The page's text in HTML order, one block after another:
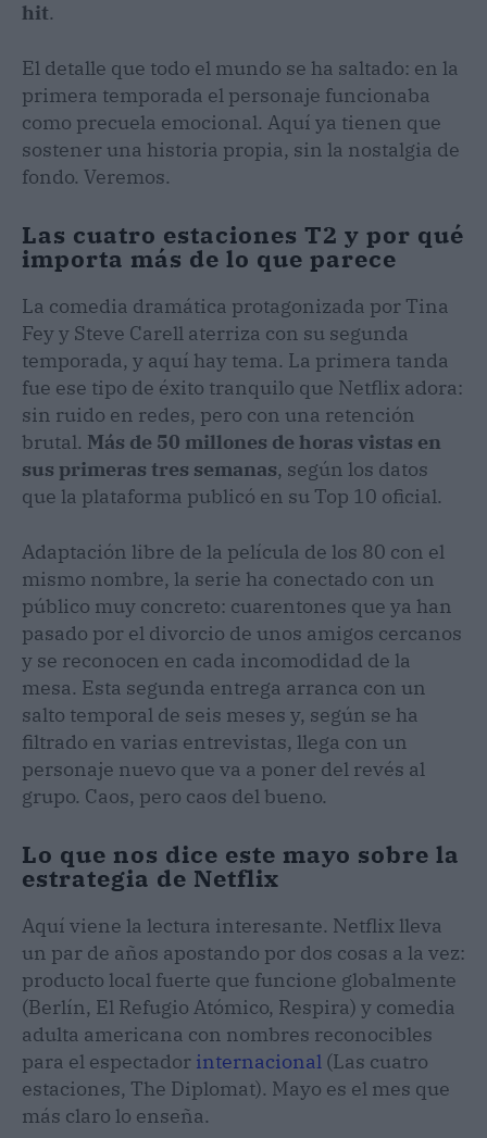
hit.
El detalle que todo el mundo se ha saltado: en la
primera temporada el personaje funcionaba
como precuela emocional. Aquí ya tienen que
sostener una historia propia, sin la nostalgia de
fondo. Veremos.
Las cuatro estaciones T2 y por qué
importa más de lo que parece
La comedia dramática protagonizada por Tina
Fey y Steve Carell aterriza con su segunda
temporada, y aquí hay tema. La primera tanda
fue ese tipo de éxito tranquilo que Netflix adora:
sin ruido en redes, pero con una retención
brutal. Más de 50 millones de horas vistas en
sus primeras tres semanas, según los datos
que la plataforma publicó en su Top 10 oficial.
Adaptación libre de la película de los 80 con el
mismo nombre, la serie ha conectado con un
público muy concreto: cuarentones que ya han
pasado por el divorcio de unos amigos cercanos
y se reconocen en cada incomodidad de la
mesa. Esta segunda entrega arranca con un
salto temporal de seis meses y, según se ha
filtrado en varias entrevistas, llega con un
personaje nuevo que va a poner del revés al
grupo. Caos, pero caos del bueno.
Lo que nos dice este mayo sobre la
estrategia de Netflix
Aquí viene la lectura interesante. Netflix lleva
un par de años apostando por dos cosas a la vez:
producto local fuerte que funcione globalmente
(Berlín, El Refugio Atómico, Respira) y comedia
adulta americana con nombres reconocibles
para el espectador internacional (Las cuatro
estaciones, The Diplomat). Mayo es el mes que
más claro lo enseña.